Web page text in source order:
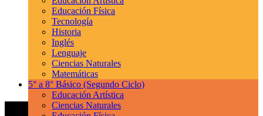
Educación Física
Tecnología
Historia
Inglés
Lenguaje
Ciencias Naturales
Matemáticas
5° a 8° Básico (Segundo Ciclo)
Educación Artística
Ciencias Naturales